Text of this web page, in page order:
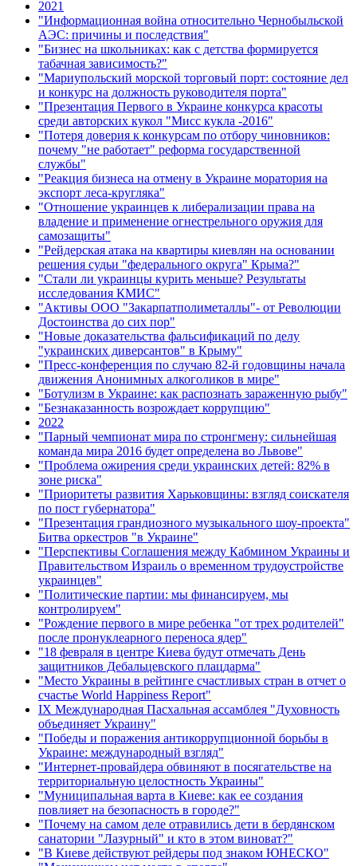
2021
"Информационная война относительно Чернобыльской
АЭС: причины и последствия"
"Бизнес на школьниках: как с детства формируется
табачная зависимость?"
"Мариупольский морской торговый порт: состояние дел
и конкурс на должность руководителя порта"
"Презентация Первого в Украине конкурса красоты
среди авторских кукол "Мисс кукла -2016"
"Потеря доверия к конкурсам по отбору чиновников:
почему "не работает" реформа государственной
службы"
"Реакция бизнеса на отмену в Украине моратория на
экспорт леса-кругляка"
"Отношение украинцев к либерализации права на
владение и применение огнестрельного оружия для
самозащиты"
"Рейдерская атака на квартиры киевлян на основании
решения судьи "федерального округа" Крыма?"
"Стали ли украинцы курить меньше? Результаты
исследования КМИС"
"Активы ООО "Закарпатполиметаллы"- от Революции
Достоинства до сих пор"
"Новые доказательства фальсификаций по делу
"украинских диверсантов" в Крыму"
"Пресс-конференция по случаю 82-й годовщины начала
движения Анонимных алкоголиков в мире"
"Ботулизм в Украине: как распознать зараженную рыбу"
"Безнаказанность возрождает коррупцию"
2022
"Парный чемпионат мира по стронгмену: сильнейшая
команда мира 2016 будет определена во Львове"
"Проблема ожирения среди украинских детей: 82% в
зоне риска"
"Приоритеты развития Харьковщины: взгляд соискателя
по пост губернатора"
"Презентация грандиозного музыкального шоу-проекта"
Битва оркестров "в Украине"
"Перспективы Соглашения между Кабмином Украины и
Правительством Израиль о временном трудоустройстве
украинцев"
"Политические партии: мы финансируем, мы
контролируем"
"Рождение первого в мире ребенка "от трех родителей"
после пронуклеарного переноса ядер"
"18 февраля в центре Киева будут отмечать День
защитников Дебальцевского плацдарма"
"Место Украины в рейтинге счастливых стран в отчет о
счастье World Happiness Report"
ІХ Международная Пасхальная ассамблея "Духовность
объединяет Украину"
"Победы и поражения антикоррупционной борьбы в
Украине: международный взгляд"
"Интернет-провайдера обвиняют в посягательстве на
территориальную целостность Украины"
"Муниципальная варта в Киеве: как ее создания
повлияет на безопасность в городе?"
"Почему на самом деле отравились дети в бердянском
санатории "Лазурный" и кто в этом виноват?"
"В Киеве действуют рейдеры под знаком ЮНЕСКО"